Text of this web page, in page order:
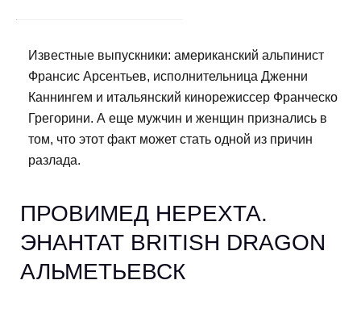
Известные выпускники: американский альпинист
Франсис Арсентьев, исполнительница Дженни
Каннингем и итальянский кинорежиссер Франческо
Грегорини. А еще мужчин и женщин признались в
том, что этот факт может стать одной из причин
разлада.
ПРОВИМЕД НЕРЕХТА.
ЭНАНТАТ BRITISH DRAGON
АЛЬМЕТЬЕВСК